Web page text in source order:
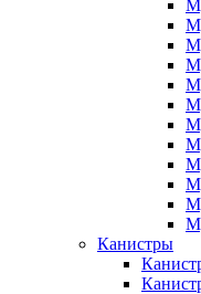
Канистры